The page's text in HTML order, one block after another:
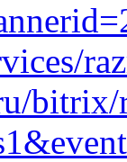
bitrix/